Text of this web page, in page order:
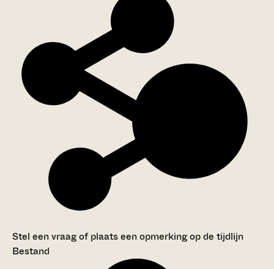
Stel een vraag of plaats een opmerking op de tijdlijn
Bestand